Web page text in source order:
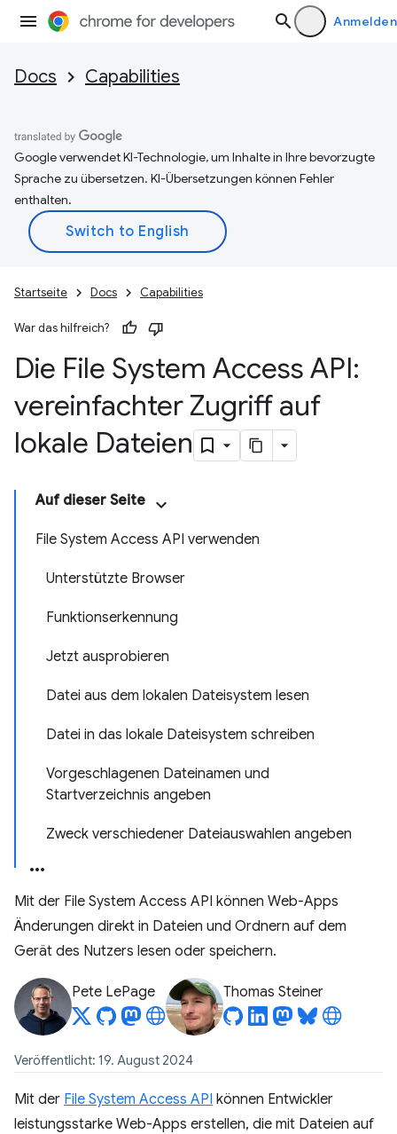
Anmelden
Docs Capabilities
Google verwendet KI-Technologie, um Inhalte in Ihre bevorzugte
Sprache zu übersetzen. KI-Übersetzungen können Fehler
enthalten.
Startseite Docs Capabilities
War das hilfreich?
Die File System Access API:
vereinfachter Zugriff auf
lokale Dateien
Auf dieser Seite
File System Access API verwenden
Unterstützte Browser
Funktionserkennung
Jetzt ausprobieren
Datei aus dem lokalen Dateisystem lesen
Datei in das lokale Dateisystem schreiben
Vorgeschlagenen Dateinamen und
Startverzeichnis angeben
Zweck verschiedener Dateiauswahlen angeben
Mit der File System Access API können Web-Apps
Änderungen direkt in Dateien und Ordnern auf dem
Gerät des Nutzers lesen oder speichern.
Pete LePage Thomas Steiner
Veröffentlicht: 19. August 2024
Mit der File System Access API können Entwickler
leistungsstarke Web-Apps erstellen, die mit Dateien auf